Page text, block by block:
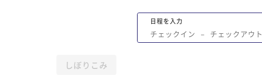
日程を入力
チェックイン − チェックアウト
しぼりこみ